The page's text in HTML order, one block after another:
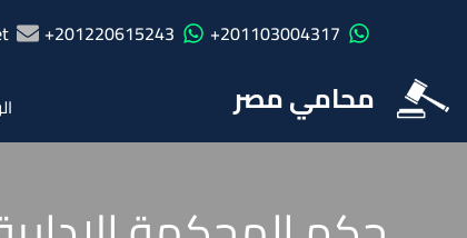
201103004317+
201220615243+
محامي مصر